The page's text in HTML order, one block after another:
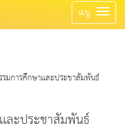
เมนู Toggle
มการศึกษาเเละประชาสัมพันธ์
ละประชาสัมพันธ์